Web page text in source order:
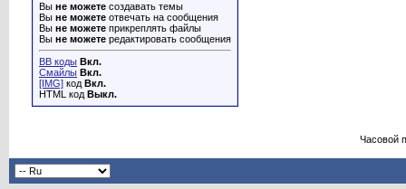
Вы не можете создавать темы
Вы не можете отвечать на сообщения
Вы не можете прикреплять файлы
Вы не можете редактировать сообщения
BB коды Вкл.
Смайлы Вкл.
[IMG] код Вкл.
HTML код Выкл.
Часовой